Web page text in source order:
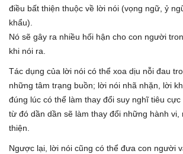
điều bất thiện thuộc về lời nói (vọng ngữ, ỷ
khẩu).
Nó sẽ gây ra nhiều hối hận cho con người
khi nói ra.
Tác dụng của lời nói có thể xoa dịu nỗi đau
những tâm trạng buồn; lời nói nhã nhặn, lời
đúng lúc có thể làm thay đổi suy nghĩ tiêu
từ đó dần dần sẽ làm thay đổi những hành vi,
thiện.
Ngược lại, lời nói cũng có thể đưa con người